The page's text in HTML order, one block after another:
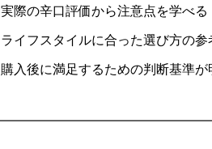
実際の辛口評価から注意点を学べる
ライフスタイルに合った選び方の参
購入後に満足するための判断基準が